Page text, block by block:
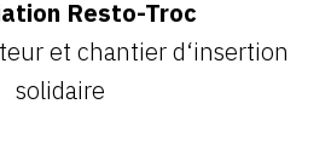
Resto-Troc
et chantier d‘insertion
solidaire